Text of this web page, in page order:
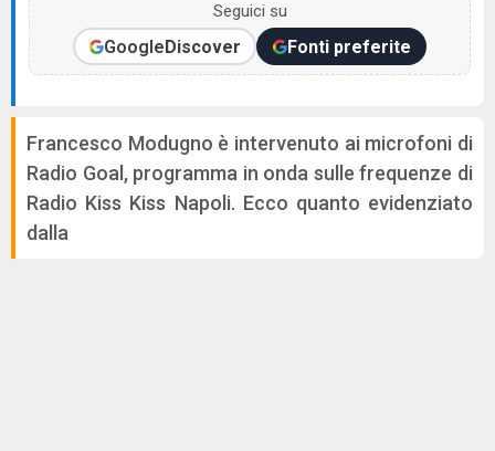
Seguici su
GoogleDiscover Fonti preferite
Francesco Modugno è intervenuto ai microfoni di
Radio Goal, programma in onda sulle frequenze di
Radio Kiss Kiss Napoli. Ecco quanto evidenziato
dalla